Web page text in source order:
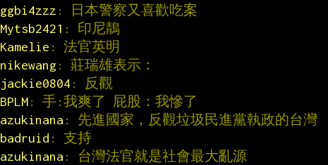
ggbi4zzz : 日本警察又喜歡吃案
Mytsb2421 : 印尼鶄
Kamelie : 法官英明
nikewang: 莊瑞雄表示：
jackie0804 : 反觀
BPLM: 手:我爽了 屁股：我慘了
azukinana : 先進國家，反觀垃圾民進黨執政的台灣
badruid : 支持
azukinana : 台灣法官就是社會最大亂源